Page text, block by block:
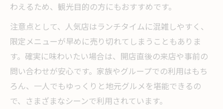
わえるため、観光目的の方にもおすすめです。
注意点として、人気店はランチタイムに混雑しやすく、
限定メニューが早めに売り切れてしまうこともありま
す。確実に味わいたい場合は、開店直後の来店や事前の
問い合わせが安心です。家族やグループでの利用はもち
ろん、一人でもゆっくりと地元グルメを堪能できるの
で、さまざまなシーンで利用されています。